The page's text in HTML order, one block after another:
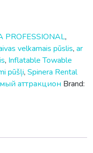
PROFESSIONAL,
velkamais pūslis, ar
, Inflatable Towable
pūšļi, Spinera Rental
аттракцион Brand: